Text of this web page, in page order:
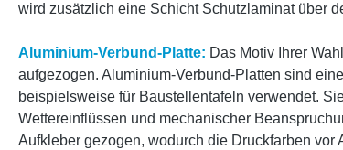
wird zusätzlich eine Schicht Schutzlaminat über
Aluminium-Verbund-Platte: Das Motiv Ihrer
aufgezogen. Aluminium-Verbund-Platten sind
beispielsweise für Baustellentafeln verwendet.
Wettereinflüssen und mechanischer
Aufkleber gezogen, wodurch die Druckfarben vor